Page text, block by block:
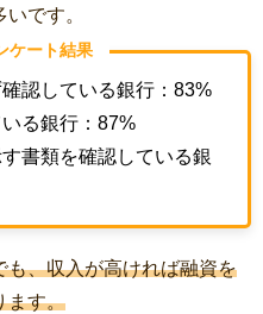
です。
ケート結果
認している銀行： 83%
る銀行： 87%
書類を確認している銀
も、収入が高ければ融資を
ます。